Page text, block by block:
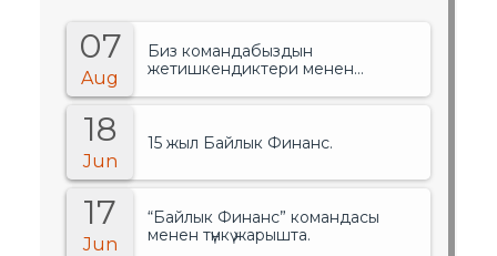
07
Aug
Биз командабыздын
жетишкендиктери менен
18
Jun
15 жыл Байлык Финанс.
17
Jun
“Байлык Финанс” командасы
менен түнкү жарышта.